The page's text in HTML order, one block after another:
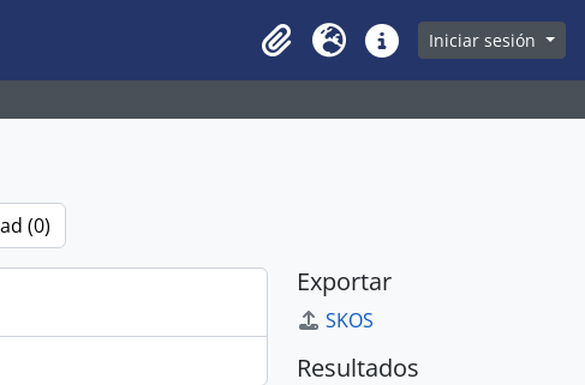
Clipboard
Idioma Enlaces rápidos
Iniciar sesión
(0)
Exportar
SKOS
Resultados